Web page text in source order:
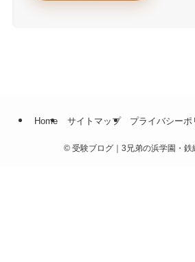
Home サイトマップ プライバシーポ
© 受験ブログ｜3兄弟の浜学園・鉄